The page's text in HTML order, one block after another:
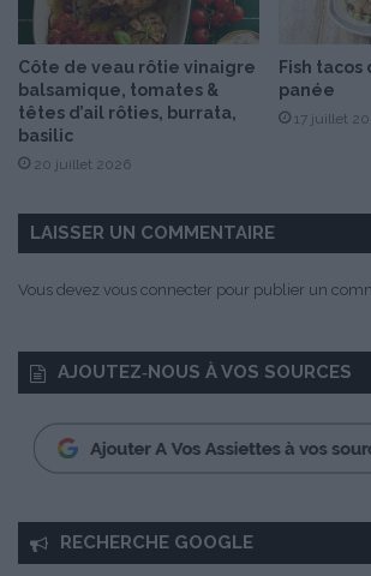
d
e
C
ô
é
e
Côte de veau rôtie vinaigre
balsamique, tomates &
têtes d’ail rôties, burrata,
basilic
20 juillet 2026
Fish
panée
17 juillet
LAISSER UN COMMENTAIRE
Vous devez vous connecter pour publier un
AJOUTEZ‑NOUS À VOS SOURCES
RECHERCHE GOOGLE